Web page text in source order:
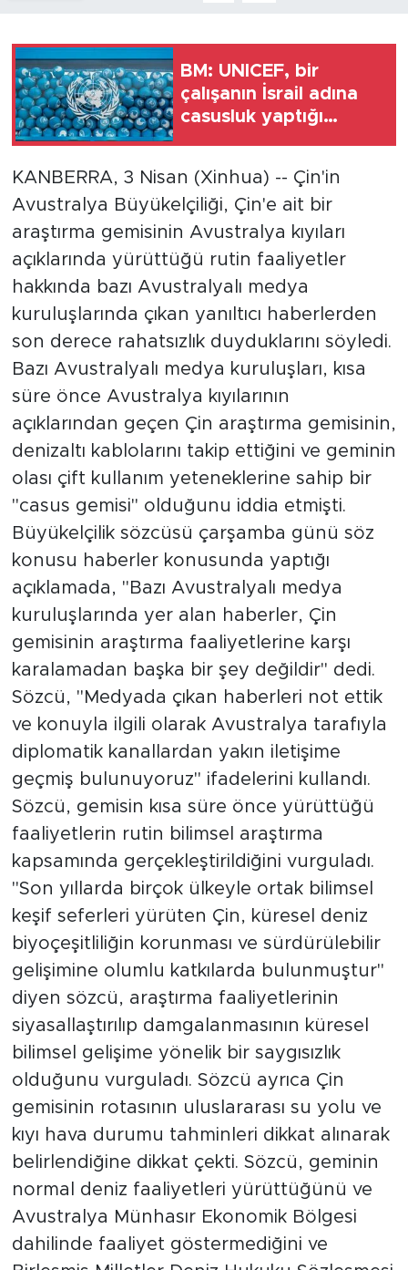
BM: UNICEF, bir
çalışanın İsrail adına
casusluk yaptığı
KANBERRA, 3 Nisan (Xinhua) -- Çin'in
Avustralya Büyükelçiliği, Çin'e ait bir
araştırma gemisinin Avustralya kıyıları
açıklarında yürüttüğü rutin faaliyetler
hakkında bazı Avustralyalı medya
kuruluşlarında çıkan yanıltıcı haberlerden
son derece rahatsızlık duyduklarını söyledi.
Bazı Avustralyalı medya kuruluşları, kısa
süre önce Avustralya kıyılarının
açıklarından geçen Çin araştırma gemisinin,
denizaltı kablolarını takip ettiğini ve geminin
olası çift kullanım yeteneklerine sahip bir
"casus gemisi" olduğunu iddia etmişti.
Büyükelçilik sözcüsü çarşamba günü söz
konusu haberler konusunda yaptığı
açıklamada, "Bazı Avustralyalı medya
kuruluşlarında yer alan haberler, Çin
gemisinin araştırma faaliyetlerine karşı
karalamadan başka bir şey değildir" dedi.
Sözcü, "Medyada çıkan haberleri not ettik
ve konuyla ilgili olarak Avustralya tarafıyla
diplomatik kanallardan yakın iletişime
geçmiş bulunuyoruz" ifadelerini kullandı.
Sözcü, gemisin kısa süre önce yürüttüğü
faaliyetlerin rutin bilimsel araştırma
kapsamında gerçekleştirildiğini vurguladı.
"Son yıllarda birçok ülkeyle ortak bilimsel
keşif seferleri yürüten Çin, küresel deniz
biyoçeşitliliğin korunması ve sürdürülebilir
gelişimine olumlu katkılarda bulunmuştur"
diyen sözcü, araştırma faaliyetlerinin
siyasallaştırılıp damgalanmasının küresel
bilimsel gelişime yönelik bir saygısızlık
olduğunu vurguladı. Sözcü ayrıca Çin
gemisinin rotasının uluslararası su yolu ve
kıyı hava durumu tahminleri dikkat alınarak
belirlendiğine dikkat çekti. Sözcü, geminin
normal deniz faaliyetleri yürüttüğünü ve
Avustralya Münhasır Ekonomik Bölgesi
dahilinde faaliyet göstermediğini ve
Seyahat